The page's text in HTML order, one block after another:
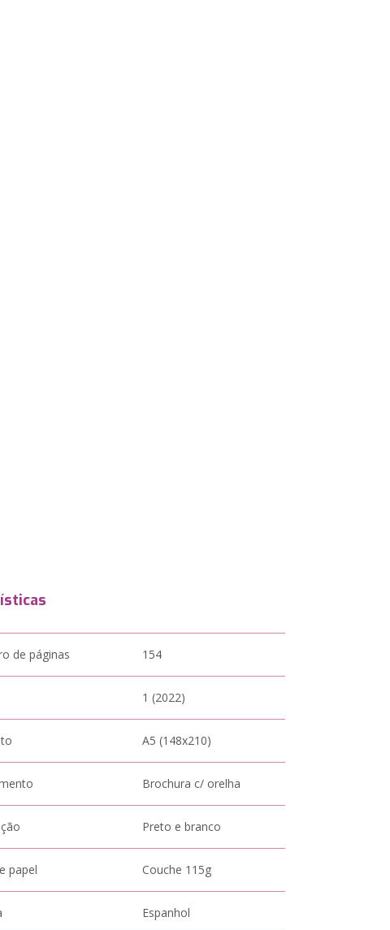
de páginas 154
1 (2022)
A5 (148x210)
Brochura c/ orelha
Preto e branco
papel Couche 115g
Espanhol